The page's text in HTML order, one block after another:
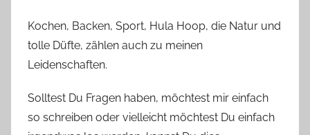
Kochen, Backen, Sport, Hula Hoop, die Natur und
tolle Düfte, zählen auch zu meinen
Leidenschaften.
Solltest Du Fragen haben, möchtest mir einfach
so schreiben oder vielleicht möchtest Du einfach